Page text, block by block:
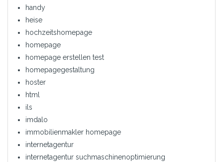
handy
heise
hochzeitshomepage
homepage
homepage erstellen test
homepagegestaltung
hoster
html
ils
imdalo
immobilienmakler homepage
internetagentur
internetagentur suchmaschinenoptimierung